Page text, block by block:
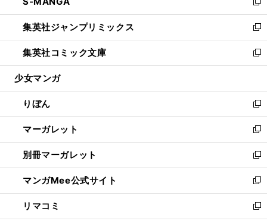
開
く
ド
ウ
で
開
く
ィ
ン
ド
ウ
で
開
い
ウ
ィ
ン
ド
ウ
開
く
新
し
い
ウ
ィ
ン
ウ
で
開
く
集英社ジャンプリミックス
新
し
い
ウ
ン
ド
ウ
で
開
く
集英社コミック文庫
新
し
ウ
ィ
ン
ド
ウ
で
開
く
少女マンガ
りぼん
新
し
い
ウ
ィ
ン
ド
ウ
で
開
マーガレット
新
し
い
ウ
ィ
ン
ド
別冊マーガレット
新
し
い
ウ
ィ
マンガMee公式サイト
新
し
い
リマコミ
新